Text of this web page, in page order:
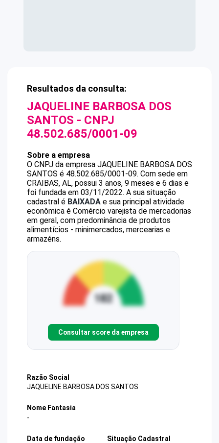
Resultados da consulta:
JAQUELINE BARBOSA DOS
SANTOS - CNPJ
48.502.685/0001-09
Sobre a empresa
O CNPJ da empresa JAQUELINE BARBOSA DOS
SANTOS é 48.502.685/0001-09. Com sede em
CRAIBAS, AL, possui 3 anos, 9 meses e 6 dias e
foi fundada em 03/11/2022. A sua situação
cadastral é BAIXADA e sua principal atividade
econômica é Comércio varejista de mercadorias
em geral, com predominância de produtos
alimentícios - minimercados, mercearias e
armazéns.
Consultar score da empresa
Razão Social
JAQUELINE BARBOSA DOS SANTOS
Nome Fantasia
-
Data de fundação
Situação Cadastral